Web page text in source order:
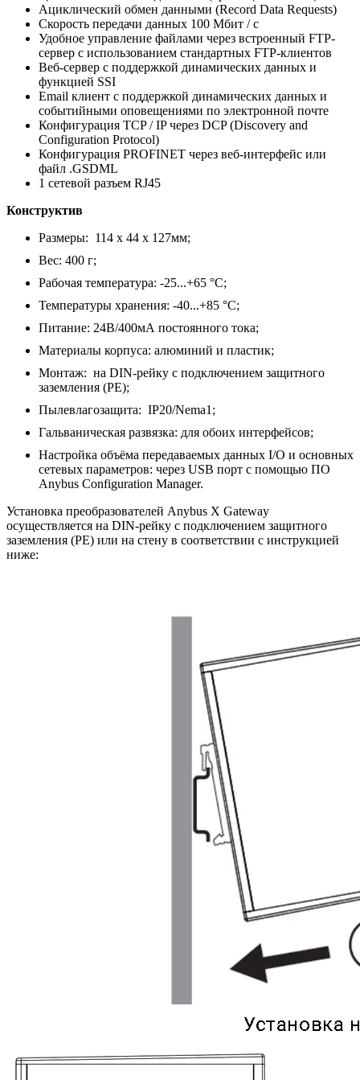
Ациклический обмен данными (Record Data Requests)
Скорость передачи данных 100 Мбит / с
Удобное управление файлами через встроенный FTP-
сервер с использованием стандартных FTP-клиентов
Веб-сервер с поддержкой динамических данных и
функцией SSI
Email клиент с поддержкой динамических данных и
событийными оповещениями по электронной почте
Конфигурация TCP / IP через DCP (Discovery and
Configuration Protocol)
Конфигурация PROFINET через веб-интерфейс или
файл .GSDML
1 сетевой разъем RJ45
Конструктив
Размеры: 114 x 44 x 127мм;
Вес: 400 г;
Рабочая температура: -25...+65 °C;
Температуры хранения: -40...+85 °C;
Питание: 24В/400мА постоянного тока;
Материалы корпуса: алюминий и пластик;
Монтаж: на DIN-рейку с подключением защитного
заземления (РЕ);
Пылевлагозащита: IP20/Nema1;
Гальваническая развязка: для обоих интерфейсов;
Настройка объёма передаваемых данных I/O и основных
сетевых параметров: через USB порт с помощью ПО
Anybus Configuration Manager.
Установка преобразователей Anybus X Gateway
осуществляется на DIN-рейку с подключением защитного
заземления (РЕ) или на стену в соответствии с инструкцией
ниже: